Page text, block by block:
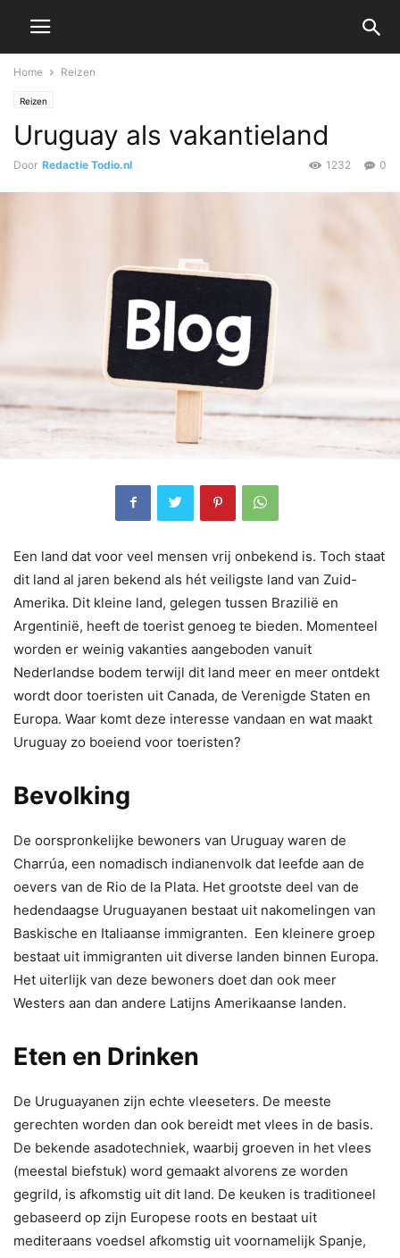
Home Reizen
Reizen
Uruguay als vakantieland
Door Redactie Todio.nl 0
1232
Een land dat voor veel mensen vrij onbekend is. Toch staat
dit land al jaren bekend als hét veiligste land van Zuid-
Amerika. Dit kleine land, gelegen tussen Brazilië en
Argentinië, heeft de toerist genoeg te bieden. Momenteel
worden er weinig vakanties aangeboden vanuit
Nederlandse bodem terwijl dit land meer en meer ontdekt
wordt door toeristen uit Canada, de Verenigde Staten en
Europa. Waar komt deze interesse vandaan en wat maakt
Uruguay zo boeiend voor toeristen?
Bevolking
De oorspronkelijke bewoners van Uruguay waren de
Charrúa, een nomadisch indianenvolk dat leefde aan de
oevers van de Rio de la Plata. Het grootste deel van de
hedendaagse Uruguayanen bestaat uit nakomelingen van
Baskische en Italiaanse immigranten. Een kleinere groep
bestaat uit immigranten uit diverse landen binnen Europa.
Het uiterlijk van deze bewoners doet dan ook meer
Westers aan dan andere Latijns Amerikaanse landen.
Eten en Drinken
De Uruguayanen zijn echte vleeseters. De meeste
gerechten worden dan ook bereidt met vlees in de basis.
De bekende asadotechniek, waarbij groeven in het vlees
(meestal biefstuk) word gemaakt alvorens ze worden
gegrild, is afkomstig uit dit land. De keuken is traditioneel
gebaseerd op zijn Europese roots en bestaat uit
mediteraans voedsel afkomstig uit voornamelijk Spanje,